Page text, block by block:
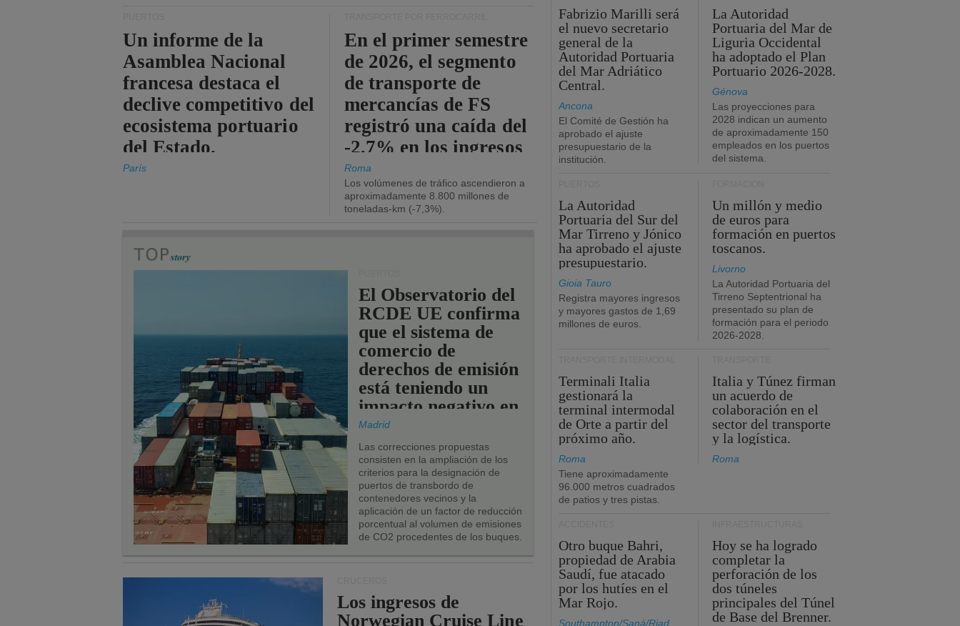
Un informe de la
Asamblea Nacional
francesa destaca el
declive competitivo del
ecosistema portuario
del Estado.
París
En el primer semestre
de 2026, el segmento
de transporte de
mercancías de FS
registró una caída del
-2,7% en los ingresos
operativos.
Roma
Los volúmenes de tráfico ascendieron a
aproximadamente 8.800 millones de
toneladas-km (-7,3%).
El Observatorio del
RCDE UE confirma
que el sistema de
comercio de
derechos de emisión
está teniendo un
impacto negativo en
los puertos de la
UE.
Madrid
Las correcciones propuestas
consisten en la ampliación de los
criterios para la designación de
puertos de transbordo de
contenedores vecinos y la
aplicación de un factor de reducción
porcentual al volumen de emisiones
de CO2 procedentes de los buques.
Los ingresos de
Norwegian Cruise Line
Fabrizio Marilli será
el nuevo secretario
general de la
Autoridad Portuaria
del Mar Adriático
Central.
Ancona
El Comité de Gestión ha
aprobado el ajuste
presupuestario de la
institución.
La Autoridad
Portuaria del Mar de
Liguria Occidental
ha adoptado el Plan
Portuario 2026-2028.
Génova
Las proyecciones para
2028 indican un aumento
de aproximadamente 150
empleados en los puertos
del sistema.
La Autoridad
Portuaria del Sur del
Mar Tirreno y Jónico
ha aprobado el ajuste
presupuestario.
Gioia Tauro
Registra mayores ingresos
y mayores gastos de 1,69
millones de euros.
Un millón y medio
de euros para
formación en puertos
toscanos.
Livorno
La Autoridad Portuaria del
Tirreno Septentrional ha
presentado su plan de
formación para el periodo
2026-2028.
Terminali Italia
gestionará la
terminal intermodal
de Orte a partir del
próximo año.
Roma
Tiene aproximadamente
96.000 metros cuadrados
de patios y tres pistas.
Italia y Túnez firman
un acuerdo de
colaboración en el
sector del transporte
y la logística.
Roma
Otro buque Bahri,
propiedad de Arabia
Saudí, fue atacado
por los hutíes en el
Mar Rojo.
Southampton/Saná/Riad
Hoy se ha logrado
completar la
perforación de los
dos túneles
principales del Túnel
de Base del Brenner.